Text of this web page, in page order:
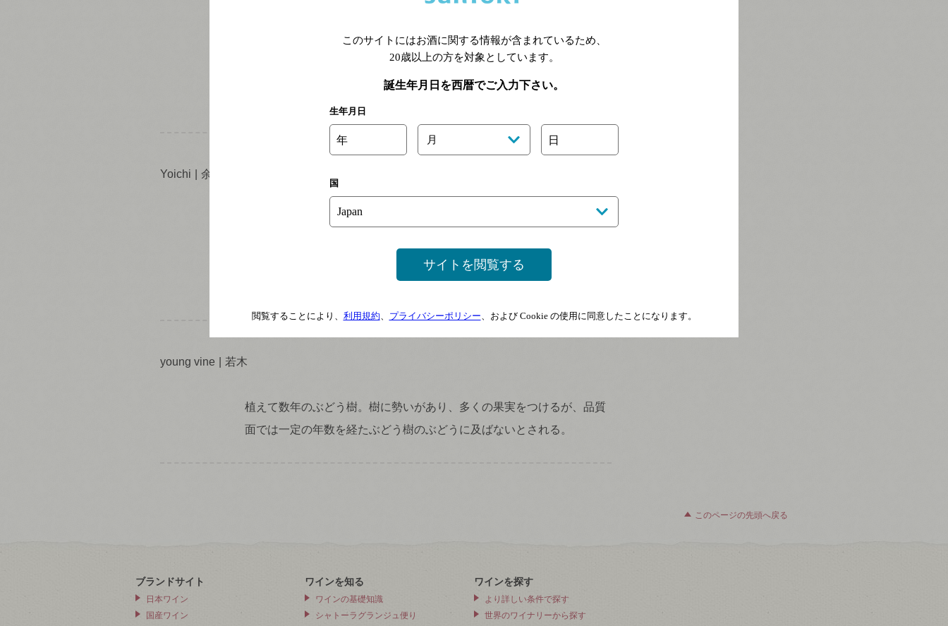
している。山梨を代表するぶどうは県の名前でもある甲州。
が多い。サントリーは甲斐市に100年以上の歴史
Yoichi 余市
最大のワイン産地。海にむかってなだらかに開けた丘陵地に
垣根
を主体にしていたが、近年日本では難しいと言われ
young vine 若木
植えて数年のぶどう樹。樹に勢いがあり、多くの果実をつけるが、品質
面では一定の年数を経たぶどう樹のぶどうに及ばないとされる。
このページの先頭へ戻る
ブランドサイト
日本ワイン
国産ワイン
ワインを知る
ワインの基礎知識
シャトーラグランジュ便り
ワインを探す
より詳しい条件で探す
世界のワイナリーから探す
このサイトにはお酒に関する情報が含まれているため、
20歳以上の方を対象としています。
誕生年月日を西暦でご入力下さい。
生年月日
年 月 日
国
サイトを閲覧する
閲覧することにより、 利用規約 プライバシーポリシー 、および Cookie の使用に同意したことになります。